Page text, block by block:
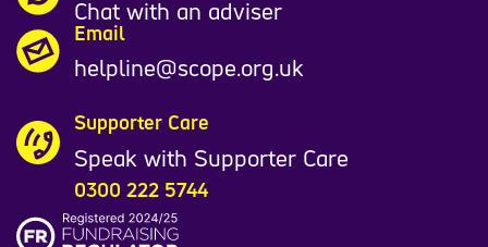
Chat with an adviser
Email
helpline@scope.org.uk
Supporter Care
Speak with Supporter Care
0300 222 5744